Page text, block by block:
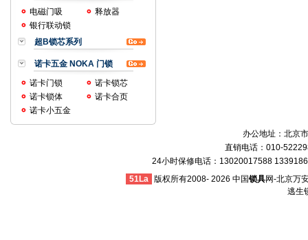
电磁门吸
释放器
银行联动锁
超B锁芯系列
诺卡五金 NOKA 门锁
诺卡门锁
诺卡锁芯
诺卡锁体
诺卡合页
诺卡小五金
办公地址：北京
直销电话：010-
24小时保修电话：13020017588
51La
版权所有2008- 2026 中国锁具网-北京万
逃生